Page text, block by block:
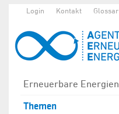
Login Kontakt Glossar
Erneuerbare Energien
Themen